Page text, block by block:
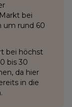
bei
um rund 60
bei höchst
bis 30
da hier
in die